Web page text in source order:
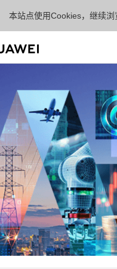
本站点使用Cookies，继续